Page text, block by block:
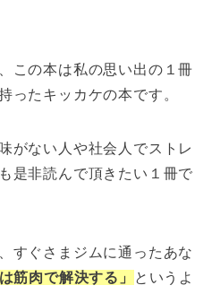
この本は私の思い出の１冊
ったキッカケの本です。
がない人や社会人でストレ
是非読んで頂きたい１冊で
すぐさまジムに通ったあな
筋肉で解決する」
というよ